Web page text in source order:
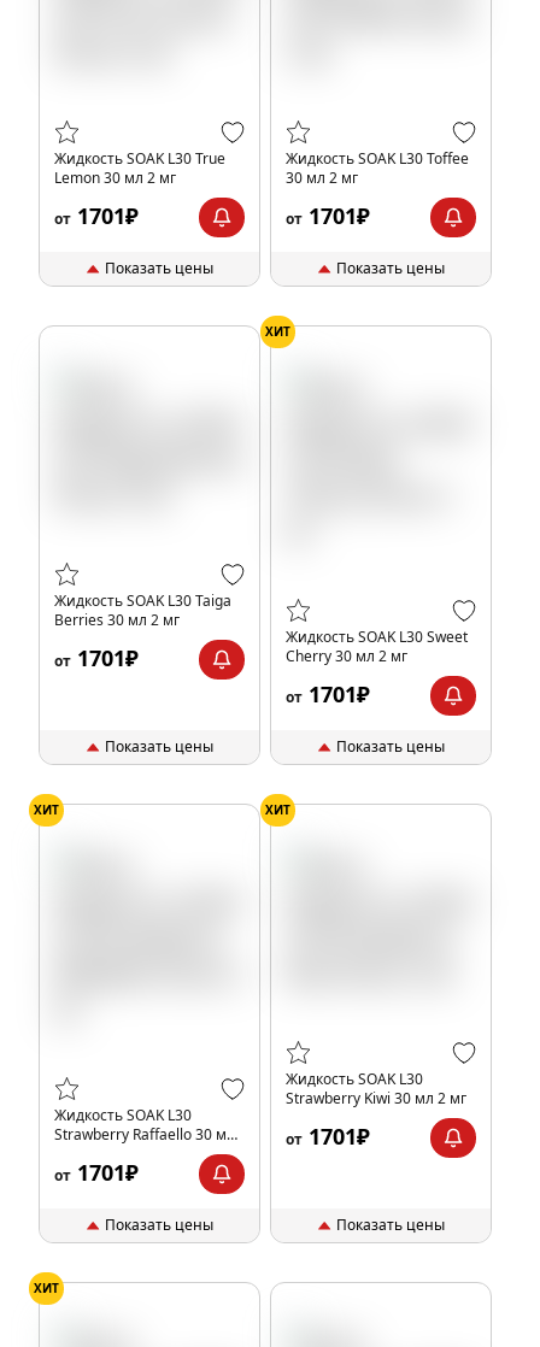
Жидкость SOAK L30 True
Lemon 30 мл 2 мг
от 1701₽
Показать цены
Жидкость SOAK L30 Toffee
30 мл 2 мг
от 1701₽
Показать цены
Жидкость SOAK L30 Taiga
Berries 30 мл 2 мг
от 1701₽
Показать цены
ХИТ
Жидкость SOAK L30 Sweet
Cherry 30 мл 2 мг
от 1701₽
Показать цены
ХИТ
Жидкость SOAK L30
Strawberry Raffaello 30 мл
от 1701₽
Показать цены
ХИТ
Жидкость SOAK L30
Strawberry Kiwi 30 мл 2 мг
от 1701₽
Показать цены
ХИТ